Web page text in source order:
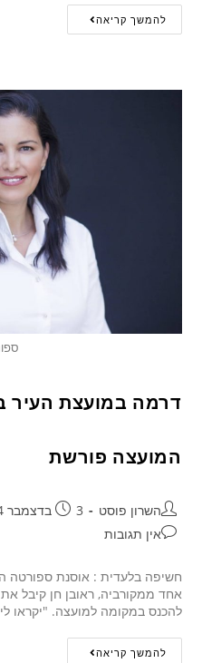
להמשך קריאה
דרמה במועצת
המועצה פורשת
השרון פוסט 3 בדצמבר 2024
אין תגובות
חשיפה בלעדית : אוסנת ספורטה
אחד ממקורביה, ראובן חן קיבל
להכנס במקומה למועצה. "יקראו
להמשך קריאה